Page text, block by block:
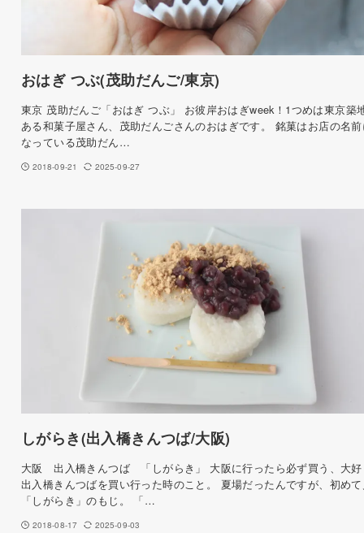
おはぎ つぶ(茂助だんご/東京)
東京 茂助だんご「おはぎ つぶ」 お彼岸おはぎweek！1つめは東京築
ある和菓子屋さん、茂助だんごさんのおはぎです。 銘菓はお店の名
なっている茂助だん…
2018-09-21 2025-09-27
しがらき(出入橋きんつば/大阪)
大阪 出入橋きんつば 「しがらき」 大阪に行ったら必ず買う、大
出入橋きんつばを買い行った時のこと。 夏場だったんですが、初め
「しがらき」のもじ。 「…
2018-08-17 2025-09-03